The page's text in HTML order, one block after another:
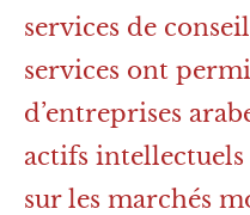
services de
services ont
d’entreprises
actifs
sur les marchés